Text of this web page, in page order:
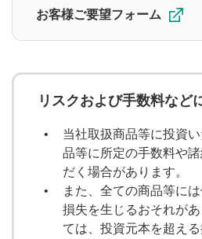
注目・人気動画
シリーズ
トシゴロ 大山季
大山季之の週間マーケット
お客様ご要望フォーム
リスクおよび手数料など
当社取扱商品等に投資
品等に所定の手数料や
だく場合があります。
また、全ての商品等に
損失を生じるおそれが
ては、投資元本を超え